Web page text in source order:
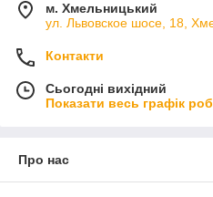
м. Хмельницький
ул. Львовское шосе, 18,
Контакти
Сьогодні вихідний
Показати весь графік
Про нас